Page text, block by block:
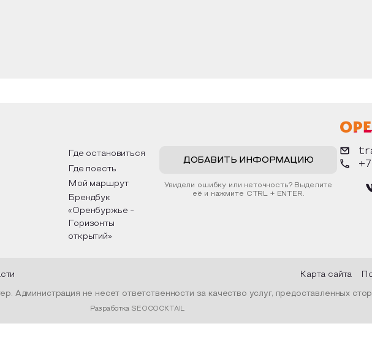
Где остановиться
Где поесть
Мой маршрут
Брендбук
«Оренбуржье -
Горизонты
открытий»
ДОБАВИТЬ ИНФОРМАЦИЮ
Увидели ошибку или неточность? Выделите
её и нажмите CTRL + ENTER.
Карта сайта
Администрация не несет ответственности за качество услуг, предоставленных
Разработка SEOCOCKTAIL